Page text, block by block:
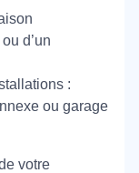
d’un
:
ou garage
votre